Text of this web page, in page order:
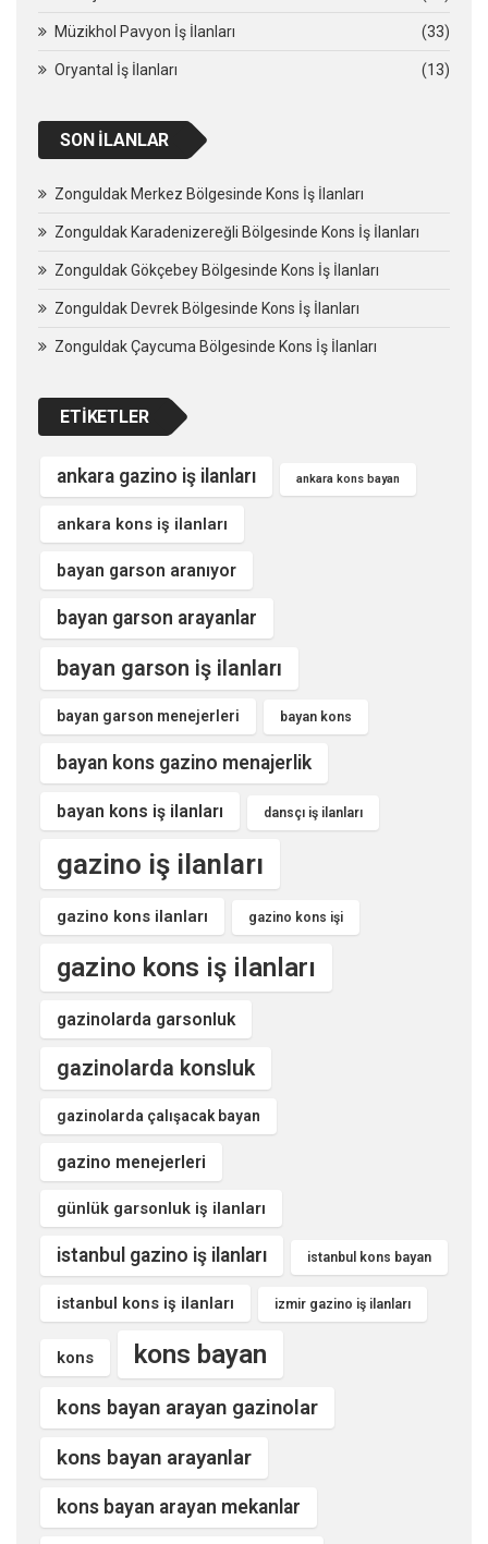
Müzikhol Pavyon İş İlanları (33)
Oryantal İş İlanları (13)
SON İLANLAR
Zonguldak Merkez Bölgesinde Kons İş İlanları
Zonguldak Karadenizereğli Bölgesinde Kons İş İlanları
Zonguldak Gökçebey Bölgesinde Kons İş İlanları
Zonguldak Devrek Bölgesinde Kons İş İlanları
Zonguldak Çaycuma Bölgesinde Kons İş İlanları
ETIKETLER
ankara gazino iş ilanları ankara kons bayan
ankara kons iş ilanları
bayan garson aranıyor
bayan garson arayanlar
bayan garson iş ilanları
bayan garson menejerleri bayan kons
bayan kons gazino menajerlik
bayan kons iş ilanları dansçı iş ilanları
gazino iş ilanları
gazino kons ilanları gazino kons işi
gazino kons iş ilanları
gazinolarda garsonluk
gazinolarda konsluk
gazinolarda çalışacak bayan
gazino menejerleri
günlük garsonluk iş ilanları
istanbul gazino iş ilanları istanbul kons bayan
istanbul kons iş ilanları izmir gazino iş ilanları
kons kons bayan
kons bayan arayan gazinolar
kons bayan arayanlar
kons bayan arayan mekanlar